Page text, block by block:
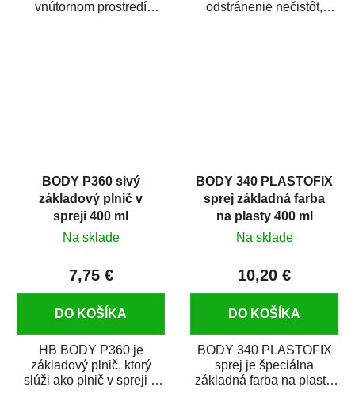
vnútornom prostredí
odstránenie nečistôt,
BODY P360 sivý
základový plnič v
spreji 400 ml
Na sklade
7,75 €
DO KOŠÍKA
HB BODY P360 je
základový plnič, ktorý
slúži ako plnič v spreji a
BODY 340 PLASTOFIX
sprej základná farba
na plasty 400 ml
Na sklade
10,20 €
DO KOŠÍKA
BODY 340 PLASTOFIX
sprej je špeciálna
základná farba na plasty,